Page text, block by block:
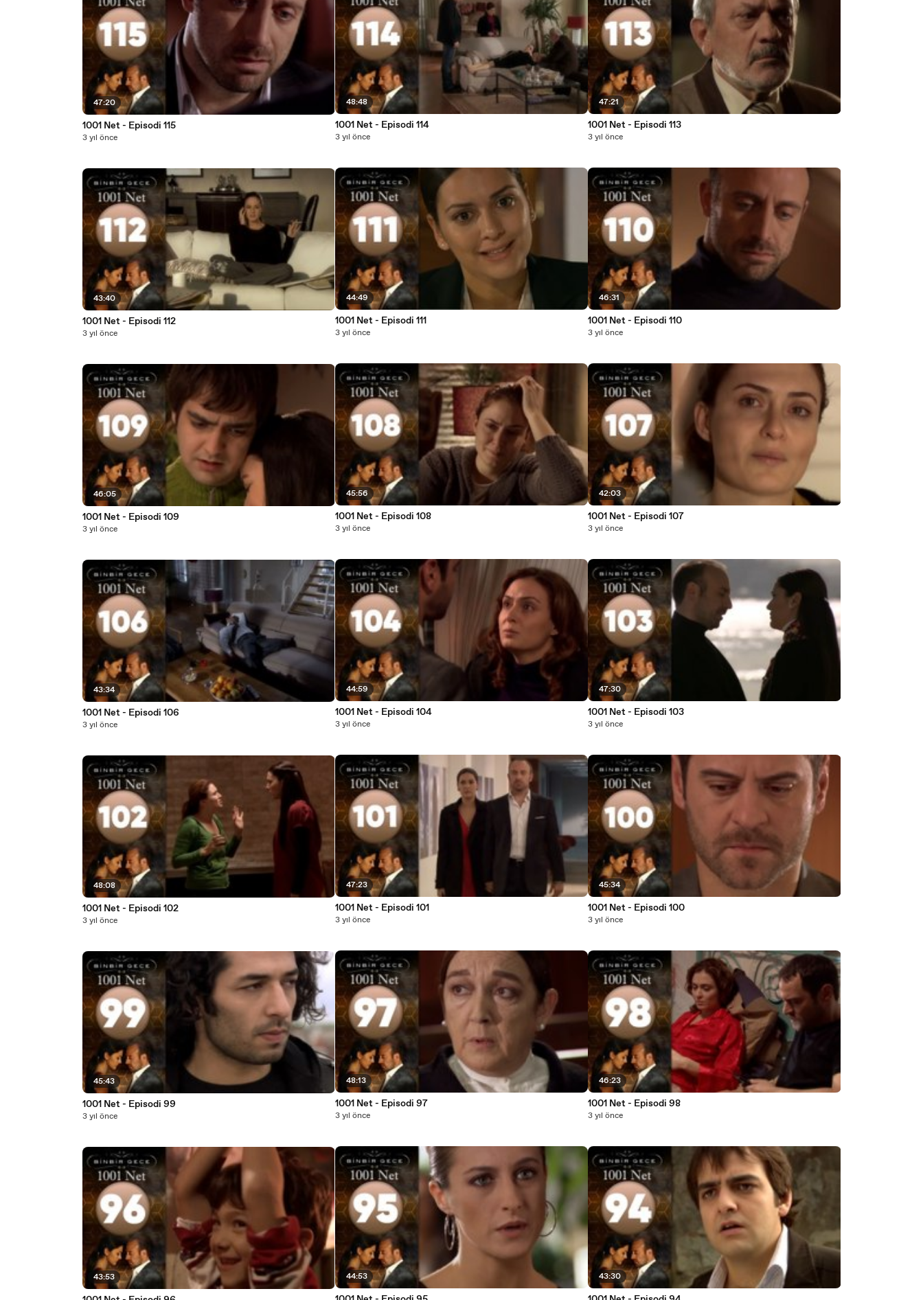
47:20
1001 Net - Episodi 115
3 yıl önce
43:40
1001 Net - Episodi 112
3 yıl önce
46:05
1001 Net - Episodi 109
3 yıl önce
43:34
1001 Net - Episodi 106
3 yıl önce
48:08
1001 Net - Episodi 102
3 yıl önce
45:43
1001 Net - Episodi 99
3 yıl önce
43:53
48:48
1001 Net - Episodi 114
3 yıl önce
44:49
1001 Net - Episodi 111
3 yıl önce
45:56
1001 Net - Episodi 108
3 yıl önce
44:59
1001 Net - Episodi 104
3 yıl önce
47:23
1001 Net - Episodi 101
3 yıl önce
48:13
1001 Net - Episodi 97
3 yıl önce
44:53
47:21
1001 Net - Episodi 113
3 yıl önce
46:31
1001 Net - Episodi 110
3 yıl önce
42:03
1001 Net - Episodi 107
3 yıl önce
47:30
1001 Net - Episodi 103
3 yıl önce
45:34
1001 Net - Episodi 100
3 yıl önce
46:23
1001 Net - Episodi 98
3 yıl önce
43:30